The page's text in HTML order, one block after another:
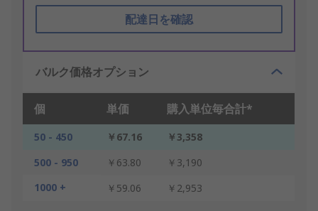
配達日を確認
バルク価格オプション
個 単価 購入単位毎合計*
50 - 450 ￥67.16
￥3,358
500 - 950
￥63.80
￥3,190
1000 +
￥59.06 ￥2,953